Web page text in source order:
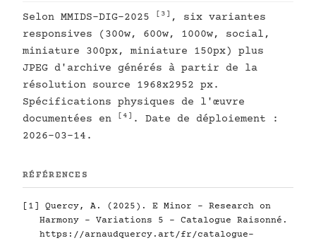
Selon MMIDS-DIG-2025 [3] , six variantes
responsives (300w, 600w, 1000w, social,
miniature 300px, miniature 150px) plus
JPEG d'archive générés à partir de la
résolution source 1968x2952 px.
Spécifications physiques de l'œuvre
documentées en
[4] . Date de déploiement :
2026-03-14.
RÉFÉRENCES
[1]
Quercy, A. (2025). E Minor - Research on
Harmony - Variations 5 - Catalogue Raisonné.
https://arnaudquercy.art/fr/catalogue-